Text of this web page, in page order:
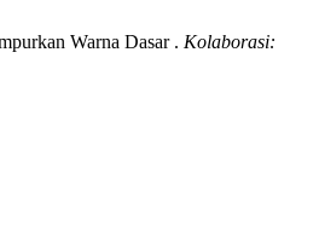
Warna Dasar . Kolaborasi: